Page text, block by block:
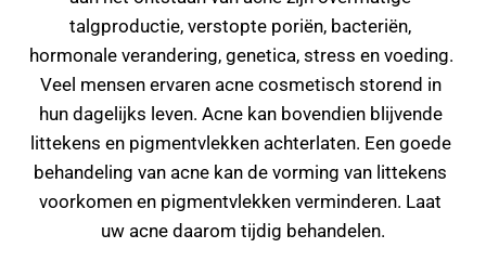
talgproductie, verstopte poriën, bacteriën,
hormonale verandering, genetica, stress en voeding.
Veel mensen ervaren acne cosmetisch storend in
hun dagelijks leven. Acne kan bovendien blijvende
littekens en pigmentvlekken achterlaten. Een goede
behandeling van acne kan de vorming van littekens
voorkomen en pigmentvlekken verminderen. Laat
uw acne daarom tijdig behandelen.